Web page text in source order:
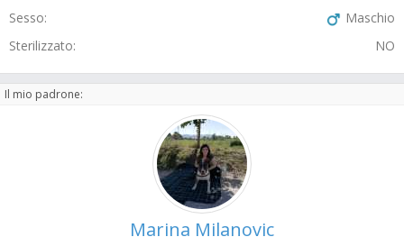
Sesso:
Maschio
Sterilizzato:
NO
Il mio padrone:
Marina Milanovic